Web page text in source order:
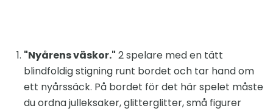
"Nyårens väskor." 2 spelare med en tätt
blindfoldig stigning runt bordet och tar hand om
ett nyårssäck. På bordet för det här spelet måste
du ordna julleksaker, glitterglitter, små figurer